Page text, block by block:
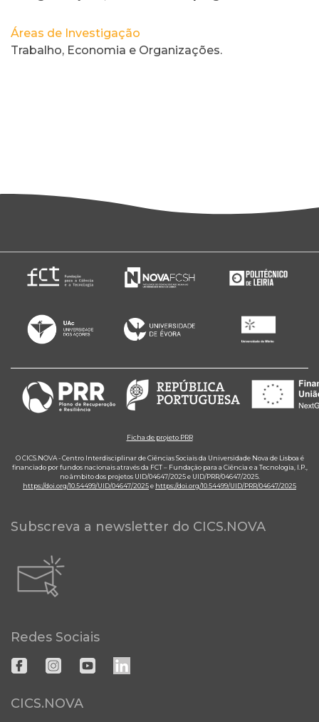
Áreas de Investigação
Trabalho, Economia e Organizações.
Ficha de projeto PRR
O CICS.NOVA - Centro Interdisciplinar de Ciências Sociais da Universidade Nova de Lisboa é
financiado por fundos nacionais através da FCT – Fundação para a Ciência e a Tecnologia, I.P.,
no âmbito dos projetos UID/04647/2025 e UID/PRR/04647/2025.
https://doi.org/10.54499/UID/04647/2025e https://doi.org/10.54499/UID/PRR/04647/2025
Subscreva a newsletter do CICS.NOVA
Redes Sociais
CICS.NOVA